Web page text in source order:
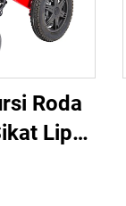
Roda
Lipat